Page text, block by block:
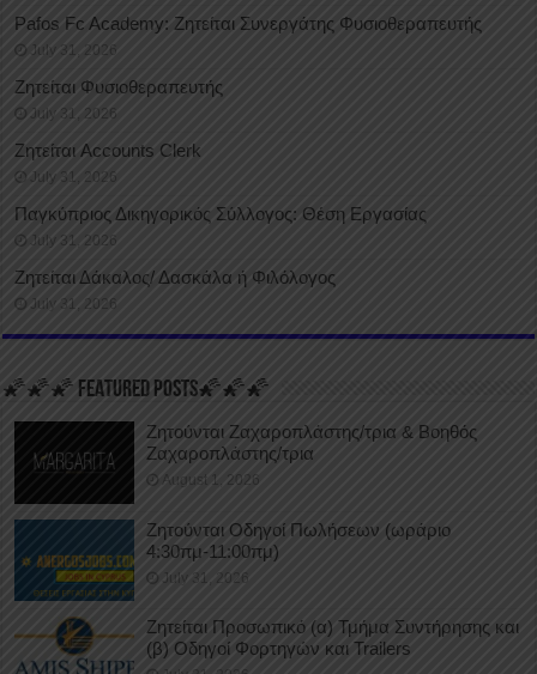
Pafos Fc Academy: Ζητείται Συνεργάτης Φυσιοθεραπευτής
July 31, 2026
Ζητείται Φυσιοθεραπευτής
July 31, 2026
Ζητείται Accounts Clerk
July 31, 2026
Παγκύπριος Δικηγορικός Σύλλογος: Θέση Εργασίας
July 31, 2026
Ζητείται Δάκαλος/ Δασκάλα ή Φιλόλογος
July 31, 2026
🌠🌠🌠 FEATURED POSTS🌠🌠🌠
Ζητούνται Ζαχαροπλάστης/τρια & Βοηθός
Ζαχαροπλάστης/τρια
August 1, 2026
Ζητούνται Οδηγοί Πωλήσεων (ωράριο
4:30πμ-11:00πμ)
July 31, 2026
Ζητείται Προσωπικό (α) Τμήμα Συντήρησης και
(β) Οδηγοί Φορτηγών και Trailers